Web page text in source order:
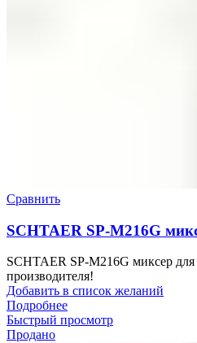
Сравнить
SCHTAER SP-M216G
SCHTAER SP-M216G миксер для
производителя!
Добавить в список желаний
Подробнее
Быстрый просмотр
Продано